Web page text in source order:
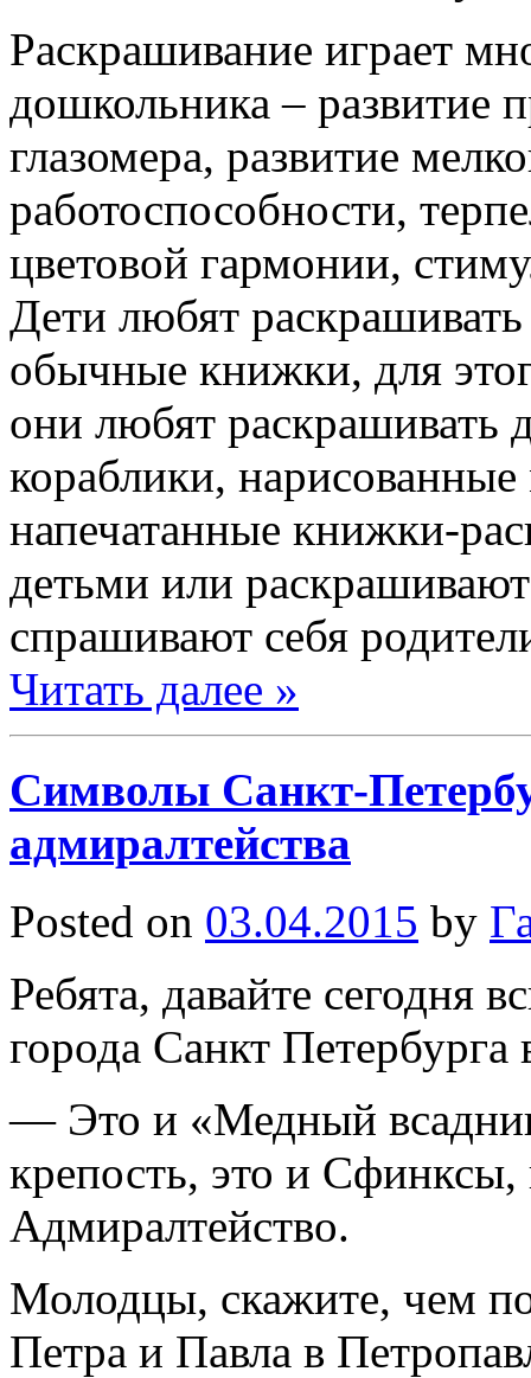
Раскрашивание играет
дошкольника – развитие
глазомера, развитие
работоспособности,
цветовой гармонии,
Дети любят
обычные книжки, для
они любят
кораблики,
напечатанные книжки-
детьми или
спрашивают себя
Читать далее »
Символы Санкт-
адмиралтейства
Posted on 03.04.2015 by
Ребята, давайте сегодня
города Санкт Петербурга
— Это и «Медный
крепость, это и Сфинксы,
Адмиралтейство.
Молодцы, скажите, чем
Петра и Павла в